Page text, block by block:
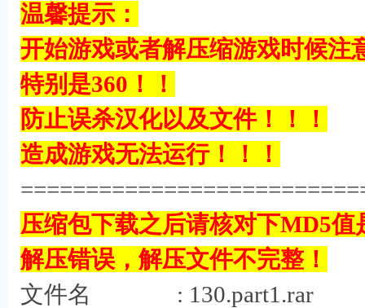
温馨提示：
开始游戏或者解压缩游戏时候注
特别是360！！
防止误杀汉化以及文件！！！
造成游戏无法运行！！！
压缩包下载之后请核对下MD5
解压错误，解压文件不完整！
文件名 : 130.part1.rar